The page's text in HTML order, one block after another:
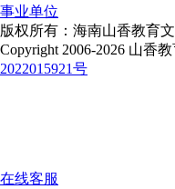
事业单位
版权所有：海南山香教育
Copyright 2006-2026 山香
2022015921号
在线客服